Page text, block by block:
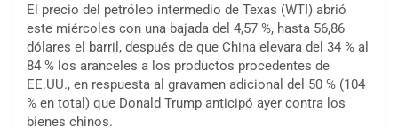
El precio del petróleo intermedio de Texas (WTI) abrió
este miércoles con una bajada del 4,57 %, hasta 56,86
dólares el barril, después de que China elevara del 34 % al
84 % los aranceles a los productos procedentes de
EE.UU., en respuesta al gravamen adicional del 50 % (104
% en total) que Donald Trump anticipó ayer contra los
bienes chinos.